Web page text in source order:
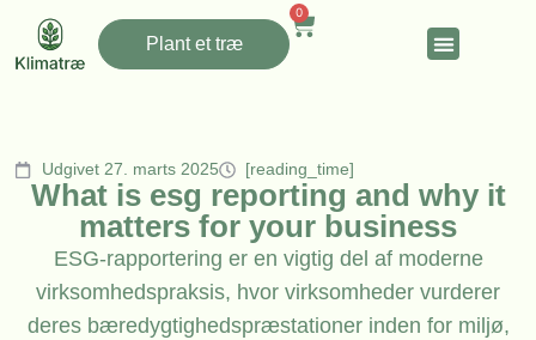
Plant et træ
0
Udgivet 27. marts 2025 [reading_time]
What is esg reporting and why it
matters for your business
ESG-rapportering er en vigtig del af moderne
virksomhedspraksis, hvor virksomheder vurderer
deres bæredygtighedspræstationer inden for miljø,